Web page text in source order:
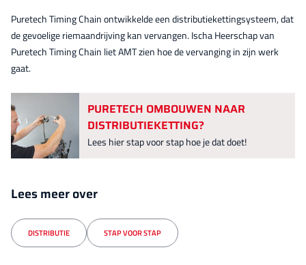
Puretech Timing Chain ontwikkelde een distributiekettingsysteem, dat
de gevoelige riemaandrijving kan vervangen. Ischa Heerschap van
Puretech Timing Chain liet AMT zien hoe de vervanging in zijn werk
gaat.
PURETECH OMBOUWEN NAAR
DISTRIBUTIEKETTING?
Lees hier stap voor stap hoe je dat doet!
Lees meer over
DISTRIBUTIE STAP VOOR STAP